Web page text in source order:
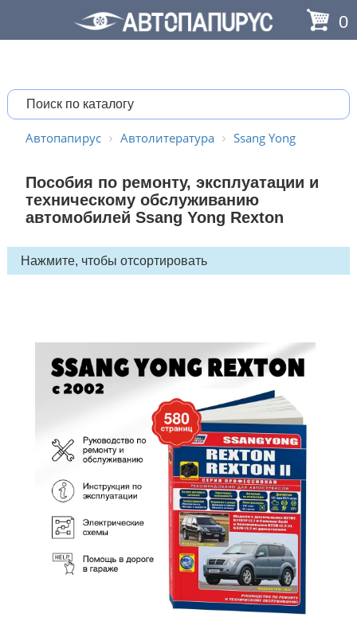
0
Автопапирус Автолитература Ssang Yong
Пособия по ремонту, эксплуатации и
техническому обслуживанию
автомобилей Ssang Yong Rexton